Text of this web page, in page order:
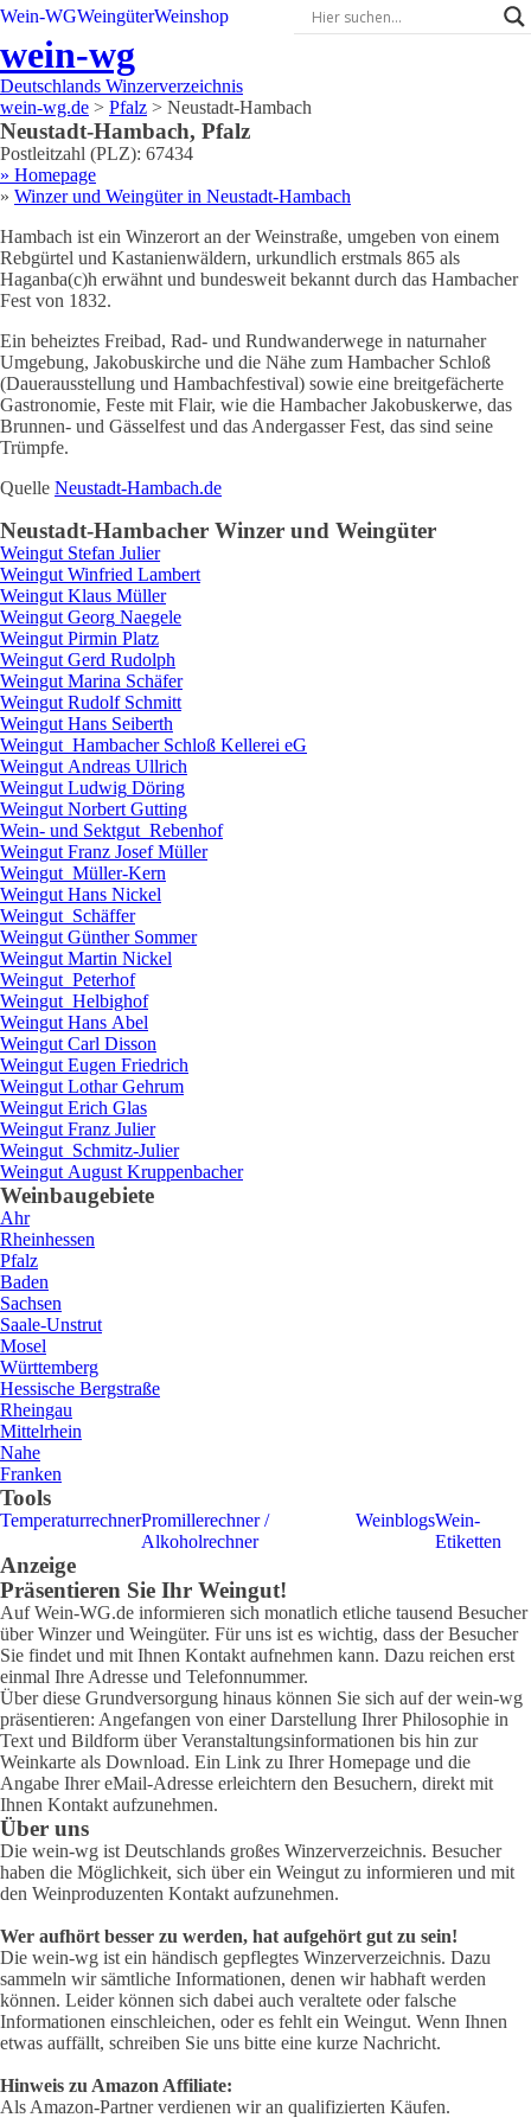
Wein-WGWeingüterWeinshop
wein-wg
Deutschlands Winzerverzeichnis
wein-wg.de > Pfalz > Neustadt-Hambach
Neustadt-Hambach, Pfalz
Postleitzahl (PLZ): 67434
» Homepage
» Winzer und Weingüter in Neustadt-Hambach
Hambach ist ein Winzerort an der Weinstraße, umgeben von einem
Rebgürtel und Kastanienwäldern, urkundlich erstmals 865 als
Haganba(c)h erwähnt und bundesweit bekannt durch das Hambacher
Fest von 1832.
Ein beheiztes Freibad, Rad- und Rundwanderwege in naturnaher
Umgebung, Jakobuskirche und die Nähe zum Hambacher Schloß
(Dauerausstellung und Hambachfestival) sowie eine breitgefächerte
Gastronomie, Feste mit Flair, wie die Hambacher Jakobuskerwe, das
Brunnen- und Gässelfest und das Andergasser Fest, das sind seine
Trümpfe.
Quelle Neustadt-Hambach.de
Neustadt-Hambacher Winzer und Weingüter
Weingut Stefan Julier
Weingut Winfried Lambert
Weingut Klaus Müller
Weingut Georg Naegele
Weingut Pirmin Platz
Weingut Gerd Rudolph
Weingut Marina Schäfer
Weingut Rudolf Schmitt
Weingut Hans Seiberth
Weingut Hambacher Schloß Kellerei eG
Weingut Andreas Ullrich
Weingut Ludwig Döring
Weingut Norbert Gutting
Wein- und Sektgut Rebenhof
Weingut Franz Josef Müller
Weingut Müller-Kern
Weingut Hans Nickel
Weingut Schäffer
Weingut Günther Sommer
Weingut Martin Nickel
Weingut Peterhof
Weingut Helbighof
Weingut Hans Abel
Weingut Carl Disson
Weingut Eugen Friedrich
Weingut Lothar Gehrum
Weingut Erich Glas
Weingut Franz Julier
Weingut Schmitz-Julier
Weingut August Kruppenbacher
Weinbaugebiete
Ahr
Rheinhessen
Pfalz
Baden
Sachsen
Saale-Unstrut
Mosel
Württemberg
Hessische Bergstraße
Rheingau
Mittelrhein
Nahe
Franken
Tools
TemperaturrechnerPromillerechner /
Alkoholrechner
WeinblogsWein-
Etiketten
Anzeige
Präsentieren Sie Ihr Weingut!
Auf Wein-WG.de informieren sich monatlich etliche tausend Besucher
über Winzer und Weingüter. Für uns ist es wichtig, dass der Besucher
Sie findet und mit Ihnen Kontakt aufnehmen kann. Dazu reichen erst
einmal Ihre Adresse und Telefonnummer.
Über diese Grundversorgung hinaus können Sie sich auf der wein-wg
präsentieren: Angefangen von einer Darstellung Ihrer Philosophie in
Text und Bildform über Veranstaltungsinformationen bis hin zur
Weinkarte als Download. Ein Link zu Ihrer Homepage und die
Angabe Ihrer eMail-Adresse erleichtern den Besuchern, direkt mit
Ihnen Kontakt aufzunehmen.
Über uns
Die wein-wg ist Deutschlands großes Winzerverzeichnis. Besucher
haben die Möglichkeit, sich über ein Weingut zu informieren und mit
den Weinproduzenten Kontakt aufzunehmen.
Wer aufhört besser zu werden, hat aufgehört gut zu sein!
Die wein-wg ist ein händisch gepflegtes Winzerverzeichnis. Dazu
sammeln wir sämtliche Informationen, denen wir habhaft werden
können. Leider können sich dabei auch veraltete oder falsche
Informationen einschleichen, oder es fehlt ein Weingut. Wenn Ihnen
etwas auffällt, schreiben Sie uns bitte eine kurze Nachricht.
Hinweis zu Amazon Affiliate:
Als Amazon-Partner verdienen wir an qualifizierten Käufen.